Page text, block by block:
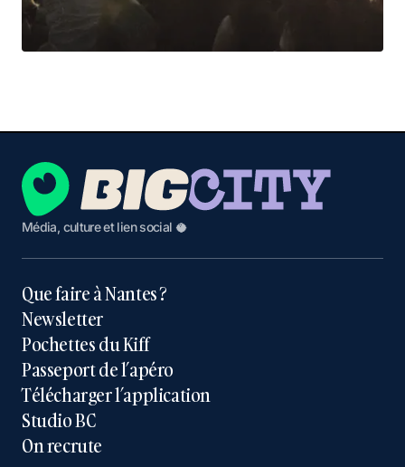
Média, culture et lien social 🥥
Que faire à Nantes ?
Newsletter
Pochettes du Kiff
Passeport de l’apéro
Télécharger l’application
Studio BC
On recrute